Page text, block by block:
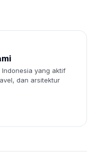
yang aktif
dan arsitektur